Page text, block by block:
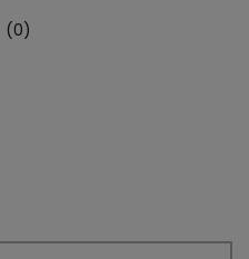
(0)